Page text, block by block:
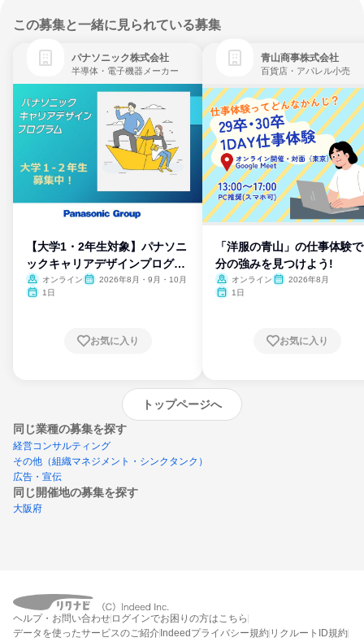
この募集と一緒に見られている募集
パナソニック株式会社
半導体・電子機器メーカー
【大学1・2年生対象】パナソニ
ックキャリアデザインプログラ
ム
オンライン
2026年8月・9月・10月
1日
お気に入り
青山商事株式会社
百貨店・アパレル小売
「洋服の青山」の仕事体験
分の強みを見つけよう!
オンライン
2026年8月
1日
お気に入り
トップページへ
同じ業種の募集を探す
経営コンサルティング
その他（組織マネジメント・シンクタンク）
広告・宣伝
同じ開催地の募集を探す
大阪府
締切：なし
ヘルプ・お問い合わせ ログインでお困りの方はこちら
データを使ったサービスのご紹介 Indeedプライバシー規約 リクルートID規約